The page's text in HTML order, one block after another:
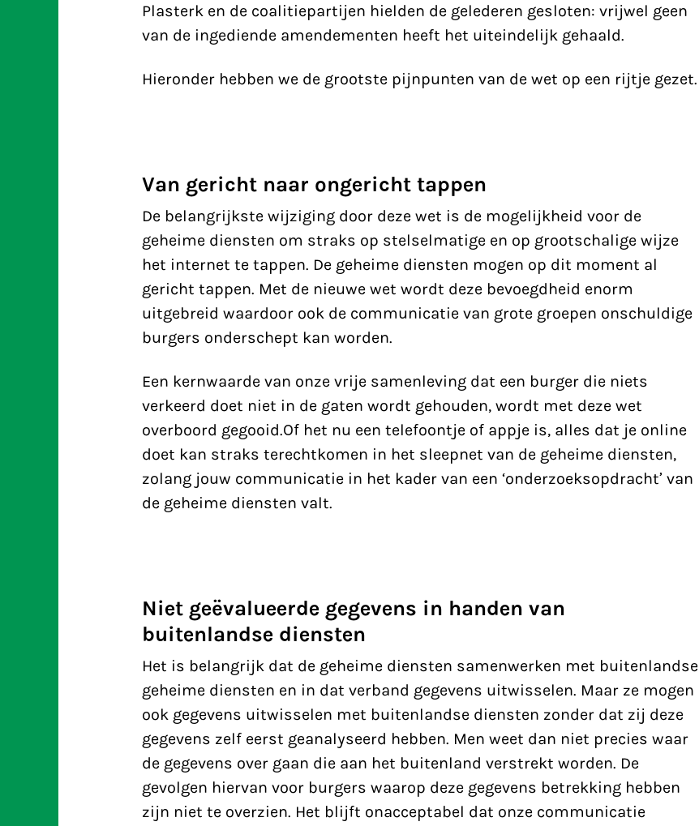
Plasterk en de coalitiepartijen hielden de gelederen gesloten: vrijwel geen
van de ingediende amendementen heeft het uiteindelijk gehaald.
Hieronder hebben we de grootste pijnpunten van de wet op een rijtje gezet.
Van gericht naar ongericht tappen
De belangrijkste wijziging door deze wet is de mogelijkheid voor de
geheime diensten om straks op stelselmatige en op grootschalige wijze
het internet te tappen. De geheime diensten mogen op dit moment al
gericht tappen. Met de nieuwe wet wordt deze bevoegdheid enorm
uitgebreid waardoor ook de communicatie van grote groepen onschuldige
burgers onderschept kan worden.
Een kernwaarde van onze vrije samenleving dat een burger die niets
verkeerd doet niet in de gaten wordt gehouden, wordt met deze wet
overboord gegooid.Of het nu een telefoontje of appje is, alles dat je online
doet kan straks terechtkomen in het sleepnet van de geheime diensten,
zolang jouw communicatie in het kader van een ‘onderzoeksopdracht’ van
de geheime diensten valt.
Niet geëvalueerde gegevens in handen van
buitenlandse diensten
Het is belangrijk dat de geheime diensten samenwerken met buitenlandse
geheime diensten en in dat verband gegevens uitwisselen. Maar ze mogen
ook gegevens uitwisselen met buitenlandse diensten zonder dat zij deze
gegevens zelf eerst geanalyseerd hebben. Men weet dan niet precies waar
de gegevens over gaan die aan het buitenland verstrekt worden. De
gevolgen hiervan voor burgers waarop deze gegevens betrekking hebben
zijn niet te overzien. Het blijft onacceptabel dat onze communicatie